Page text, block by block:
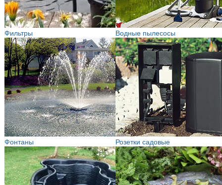
Фильтры Водные пылесосы
Фонтаны Розетки садовые